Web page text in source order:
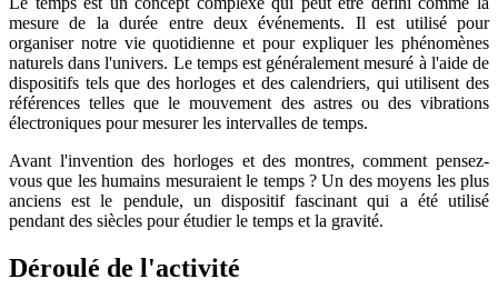
mesure de la durée entre deux événements. Il est utilisé pour
organiser notre vie quotidienne et pour expliquer les phénomènes
naturels dans l'univers. Le temps est généralement mesuré à l'aide de
dispositifs tels que des horloges et des calendriers, qui utilisent des
références telles que le mouvement des astres ou des vibrations
électroniques pour mesurer les intervalles de temps.
Avant l'invention des horloges et des montres, comment pensez-
vous que les humains mesuraient le temps ? Un des moyens les plus
anciens est le pendule, un dispositif fascinant qui a été utilisé
pendant des siècles pour étudier le temps et la gravité.
Déroulé de l'activité